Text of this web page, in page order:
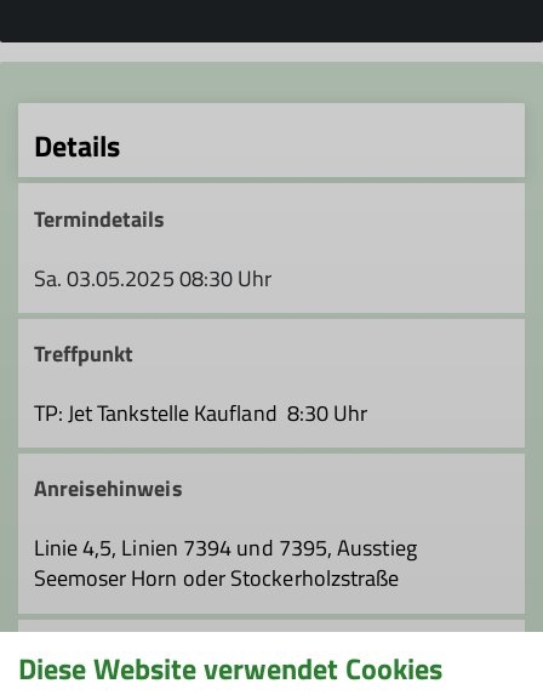
Details
Termindetails
Sa. 03.05.2025 08:30 Uhr
Treffpunkt
TP: Jet Tankstelle Kaufland 8:30 Uhr
Anreisehinweis
Linie 4,5, Linien 7394 und 7395, Ausstieg
Seemoser Horn oder Stockerholzstraße
Anmeldung
Diese Website verwendet Cookies